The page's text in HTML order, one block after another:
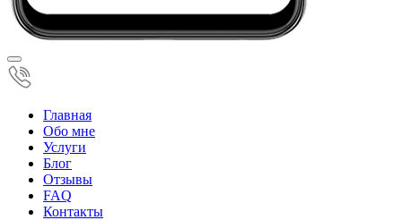
Главная
Обо мне
Услуги
Блог
Отзывы
FAQ
Контакты